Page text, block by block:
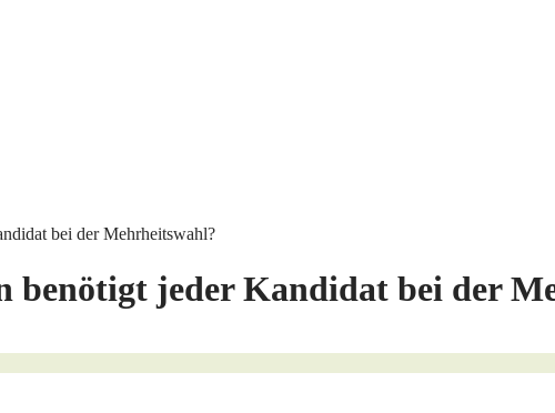
bei der Mehrheitswahl?
benötigt jeder Kandidat bei der